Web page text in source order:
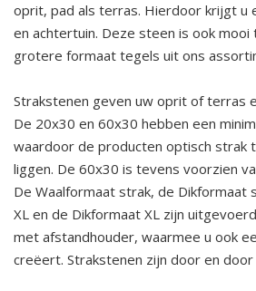
oprit, pad als terras. Hierdoor krijgt u
en achtertuin. Deze steen is ook
grotere formaat tegels uit ons
Strakstenen geven uw oprit of terras
De 20x30 en 60x30 hebben een
waardoor de producten optisch strak
liggen. De 60x30 is tevens voorzien
De Waalformaat strak, de Dikformaat
XL en de Dikformaat XL zijn
met afstandhouder, waarmee u ook
creëert. Strakstenen zijn door en door